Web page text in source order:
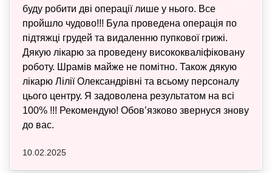
буду робити дві операції лише у нього. Все
пройшло чудово!!! Була проведена операція по
підтяжці грудей та видаленню пупкової грижі.
Дякую лікарю за проведену висококваліфіковану
роботу. Шрамів майже не помітно. Також дякую
лікарю Лілії Олександрівні та всьому персоналу
цього центру. Я задоволена результатом на всі
100% !!! Рекомендую! Обовʼязково звернуся знову
до вас.
10.02.2025